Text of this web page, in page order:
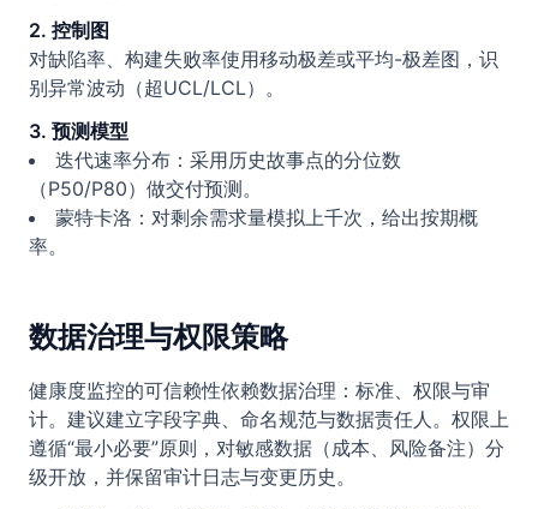
2. 控制图
对缺陷率、构建失败率使用移动极差或平均-极差图，识
别异常波动（超UCL/LCL）。
3. 预测模型
迭代速率分布：采用历史故事点的分位数
（P50/P80）做交付预测。
蒙特卡洛：对剩余需求量模拟上千次，给出按期概
率。
数据治理与权限策略
健康度监控的可信赖性依赖数据治理：标准、权限与审
计。建议建立字段字典、命名规范与数据责任人。权限上
遵循“最小必要”原则，对敏感数据（成本、风险备注）分
级开放，并保留审计日志与变更历史。